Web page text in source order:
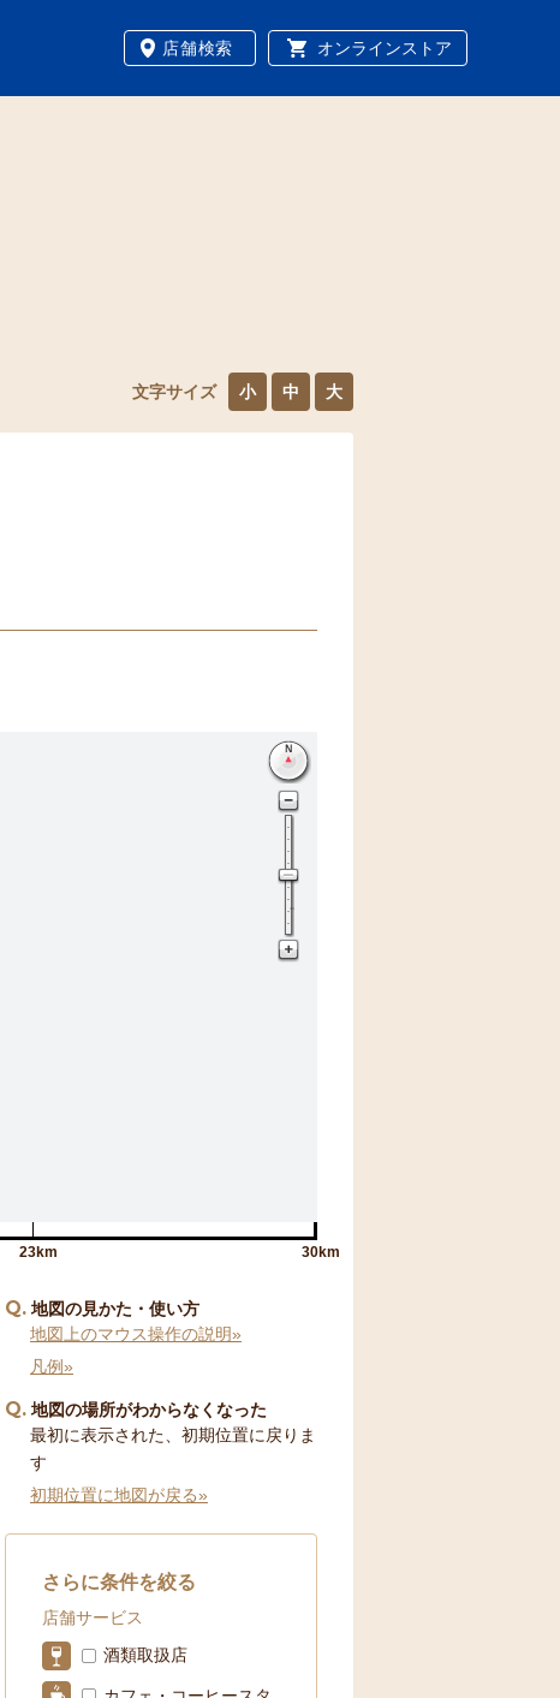
店舗検索 オンラインストア
文字サイズ 小 中 大
23km 30km
Q 地図の見かた・使い方
地図上のマウス操作の説明»
凡例»
Q 地図の場所がわからなくなった
最初に表示された、初期位置に戻りま
す
初期位置に地図が戻る»
さらに条件を絞る
店舗サービス
酒類取扱店